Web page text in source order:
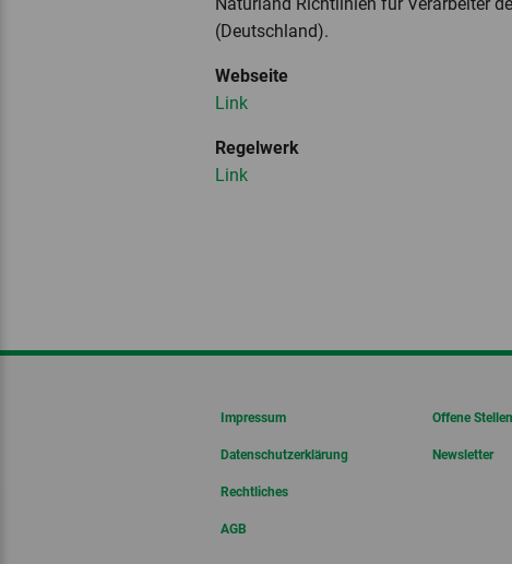
(Deutschland).
Webseite
Link
Regelwerk
Link
Impressum
Datenschutzerklärung
Rechtliches
AGB
Offene Stellen
Newsletter